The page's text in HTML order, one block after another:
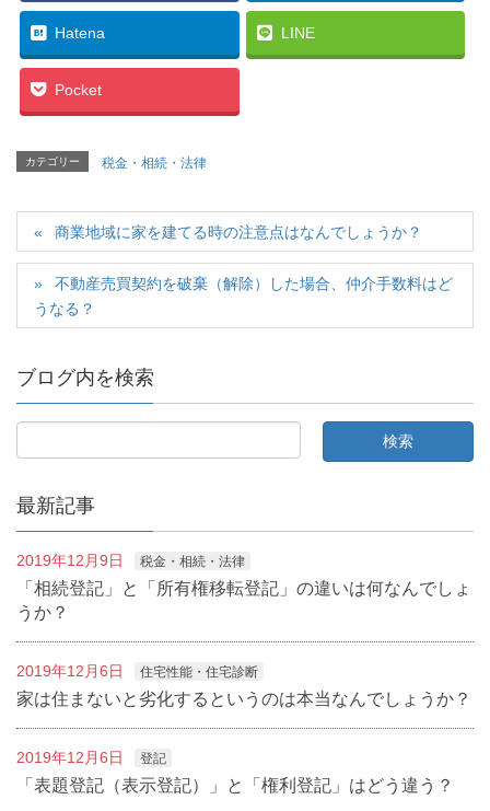
Hatena LINE
Pocket
カテゴリー 税金・相続・法律
商業地域に家を建てる時の注意点はなんでしょうか？
不動産売買契約を破棄（解除）した場合、仲介手数料はど
うなる？
ブログ内を検索
最新記事
2019年12月9日 税金・相続・法律
「相続登記」と「所有権移転登記」の違いは何なんでしょ
うか？
2019年12月6日 住宅性能・住宅診断
家は住まないと劣化するというのは本当なんでしょうか？
2019年12月6日 登記
「表題登記（表示登記）」と「権利登記」はどう違う？